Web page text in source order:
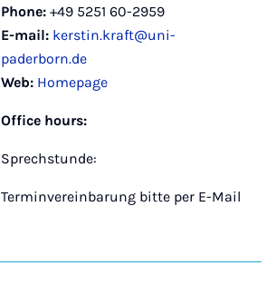
Phone: +49 5251 60-2959
E-mail: kerstin.kraft@uni-
paderborn.de
Web: Homepage
Office hours:
Sprechstunde:
Terminvereinbarung bitte per E-Mail